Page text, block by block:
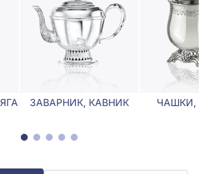
ЗАВАРНИК, КАВНИК ЧАШКИ,